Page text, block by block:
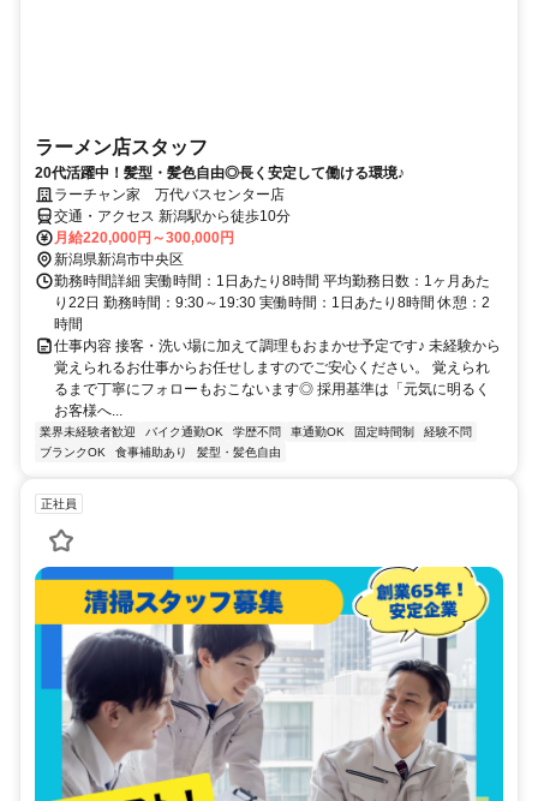
ラーメン店スタッフ
20代活躍中！髪型・髪色自由◎長く安定して働ける環境♪
ラーチャン家 万代バスセンター店
交通・アクセス 新潟駅から徒歩10分
月給220,000円～300,000円
新潟県新潟市中央区
勤務時間詳細 実働時間：1日あたり8時間 平均勤務日数：1ヶ月あた
り22日 勤務時間：9:30～19:30 実働時間：1日あたり8時間 休憩：2
時間
仕事内容 接客・洗い場に加えて調理もおまかせ予定です♪ 未経験から
覚えられるお仕事からお任せしますのでご安心ください。 覚えられ
るまで丁寧にフォローもおこないます◎ 採用基準は「元気に明るく
お客様へ...
業界未経験者歓迎 バイク通勤OK 学歴不問 車通勤OK 固定時間制
経験不問
ブランクOK
食事補助あり 髪型・髪色自由
正社員